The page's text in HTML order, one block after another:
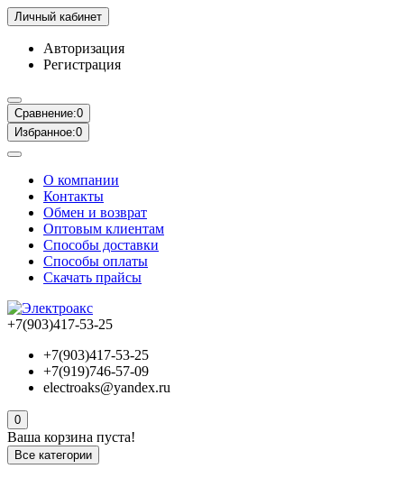
Личный кабинет
Авторизация
Регистрация
Сравнение:0
Избранное:0
О компании
Контакты
Обмен и возврат
Оптовым клиентам
Способы доставки
Способы оплаты
Скачать прайсы
+7(903)417-53-25
+7(903)417-53-25
+7(919)746-57-09
electroaks@yandex.ru
0
Ваша корзина пуста!
Все категории